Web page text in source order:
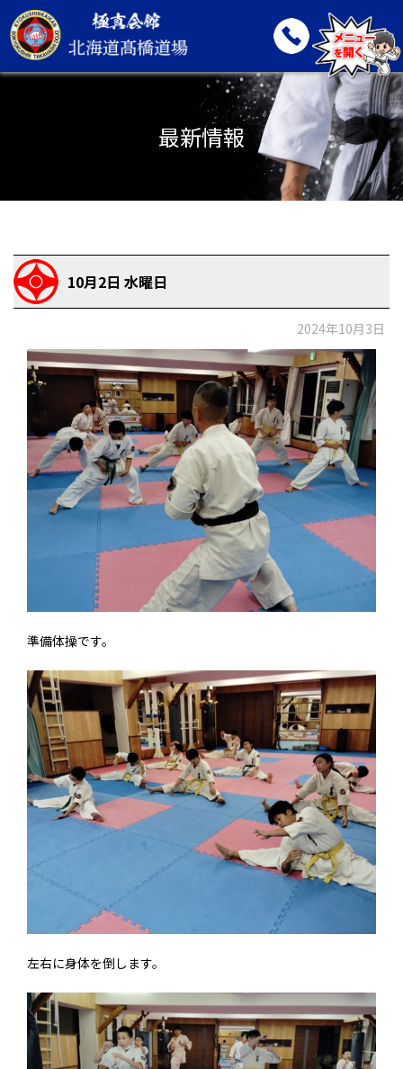
最新情報
10月2日 水曜日
2024年10月3日
準備体操です。
左右に身体を倒します。